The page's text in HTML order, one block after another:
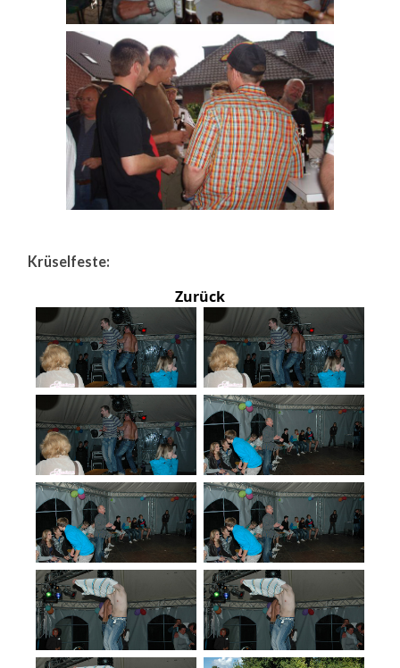
Krüselfeste:
Zurück